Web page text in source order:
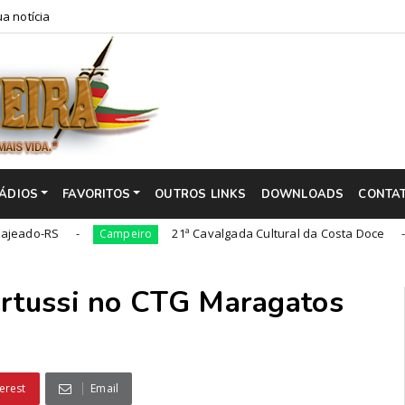
notícia
FAVORITOS OUTROS LINKS DOWNLOADS
Campeiro 21ª Cavalgada Cultural da Costa Doce
no CTG Maragatos
Email